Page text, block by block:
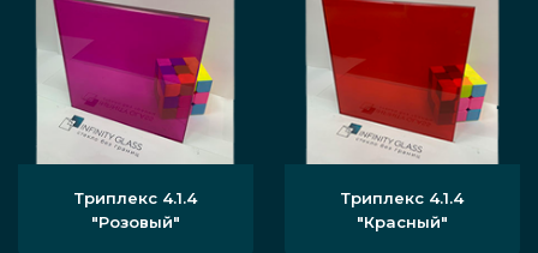
Триплекс 4.1.4
"Розовый"
Триплекс 4.1.4
"Красный"